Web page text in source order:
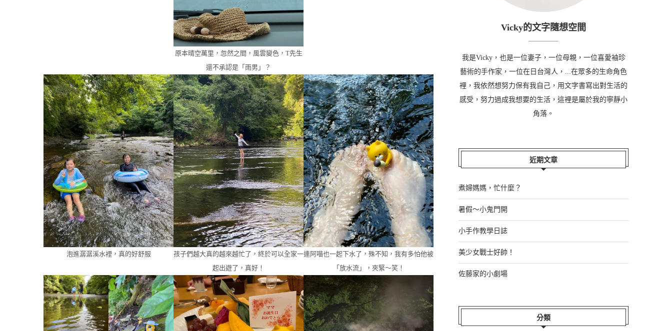
原本晴空萬里，忽然之間，風雲變色，T先生
還不承認是「雨男」？
泡進潺潺溪水裡，真的好舒服
孩子們越大真的越來越忙了，終於可以全家一
起出遊了，真好！
連阿喵也一起下水了，殊不知，我有多怕他被
「放水流」，夾緊～笑！
Vicky的文字隨想空間
我是Vicky，也是一位妻子，一位母親，一位喜愛袖珍
藝術的手作家，一位在日台灣人，...在眾多的生命角色
裡，我依然想努力保有我自己，用文字書寫出對生活的
感受，努力過成我想要的生活，這裡是屬於我的寧靜小
角落。
近期文章
煮婦媽媽，忙什麼？
暑假～小鬼門開
小手作教學日誌
美少女戰士好帥！
佐藤家的小劇場
分類